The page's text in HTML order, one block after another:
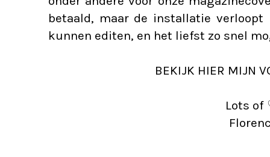
betaald, maar de installatie
kunnen editen, en het liefst zo snel
BEKIJK HIER MIJN
Lots of